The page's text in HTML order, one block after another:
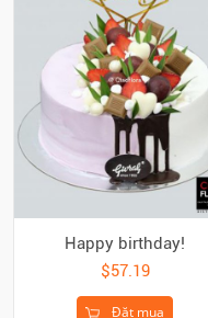
Happy birthday!
$57.19
Đặt mua